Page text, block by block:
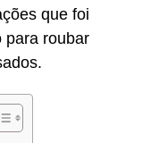
que foi
para roubar